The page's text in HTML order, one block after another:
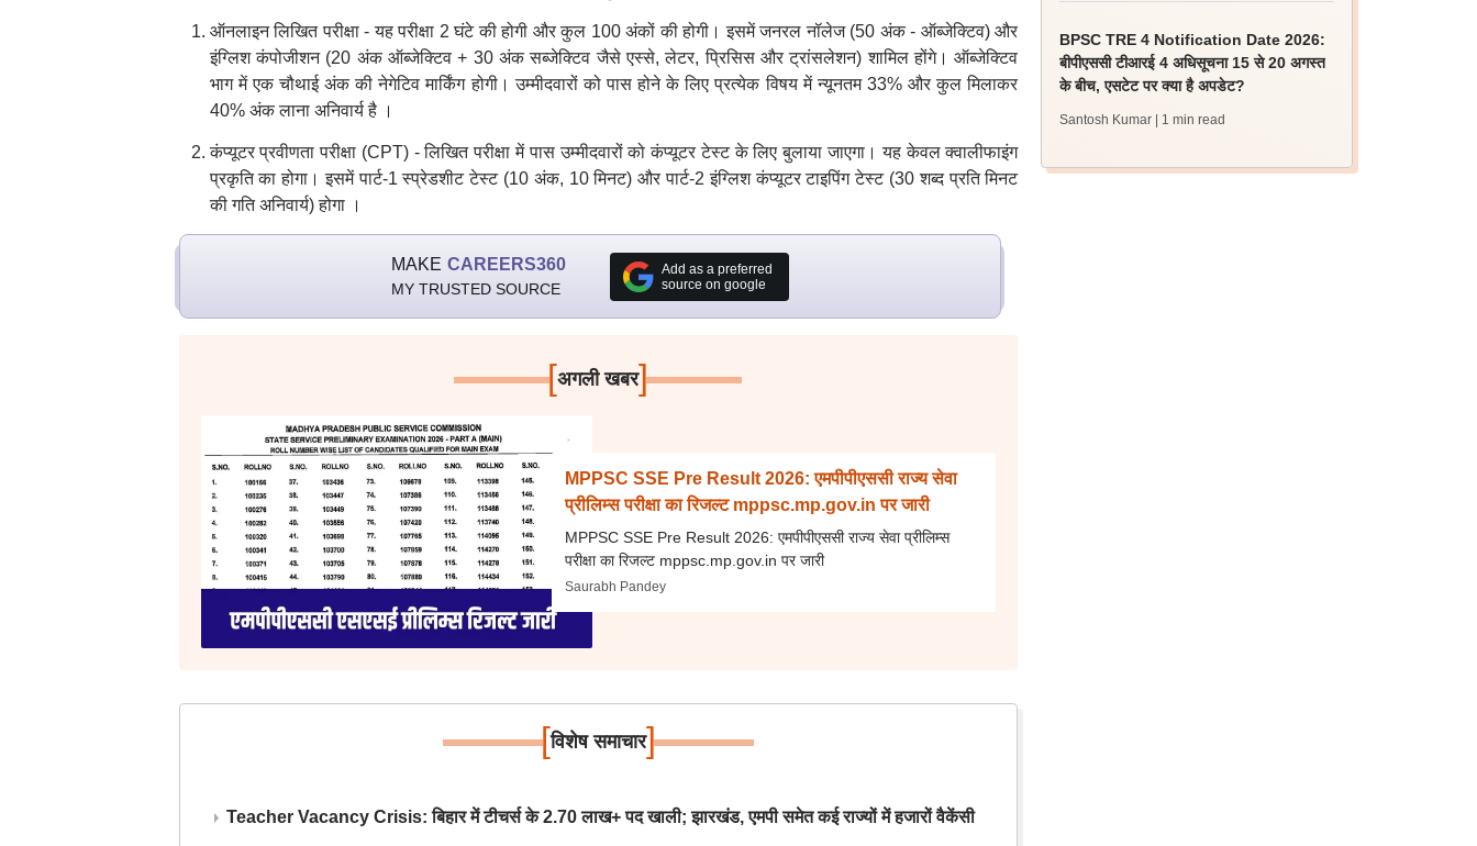
ऑनलाइन लिखित परीक्षा - यह परीक्षा 2 घंटे की होगी और कुल 100 अंकों की होगी ।इसमें जनरल नॉलेज (50 अंक - ऑब्जेक्टिव) और
इंग्लिश कंपोजीशन (20 अंक ऑब्जेक्टिव + 30 अंक सब्जेक्टिव जैसे एस्से, लेटर, प्रिसिस और ट्रांसलेशन) शामिल होंगे।ऑब्जेक्टिव
भाग में एक चौथाई अंक की नेगेटिव मार्किंग होगी। उम्मीदवारों कोपास होने के लिए प्रत्येक विषय में न्यूनतम 33% और कुल मिलाकर
40% अंक लाना अनिवार्य है ।
कंप्यूटर प्रवीणता परीक्षा (CPT) - लिखित परीक्षा में पास उम्मीदवारों को कंप्यूटर टेस्ट के लिए बुलाया जाएगा।यह केवल क्वालीफाइंग
प्रकृति का होगा ।इसमें पार्ट-1 स्प्रेडशीट टेस्ट (10 अंक, 10 मिनट) और पार्ट-2 इंग्लिश कंप्यूटर टाइपिंग टेस्ट (30 शब्द प्रति मिनट
की गति अनिवार्य) होगा ।
MAKE CAREERS360
MY TRUSTED SOURCE
Add as a preferred
source on google
[अगली खबर]
MPPSC SSE Pre Result 2026: एमपीपीएससी राज्य सेवा
प्रीलिम्स परीक्षा का रिजल्ट mppsc.mp.gov.in पर जारी
MPPSC SSE Pre Result 2026: एमपीपीएससी राज्य सेवा प्रीलिम्स
परीक्षा का रिजल्ट mppsc.mp.gov.in पर जारी
Saurabh Pandey
[विशेष समाचार]
Teacher Vacancy Crisis: बिहार में टीचर्स के 2.70 लाख+ पद खाली; झारखंड, एमपी समेत कई राज्यों में हजारों वैकेंसी
BPSC TRE 4 Notification Date 2026:
बीपीएससी टीआरई 4 अधिसूचना 15 से 20 अगस्त
के बीच, एसटेट पर क्या है अपडेट?
Santosh Kumar | 1 min read